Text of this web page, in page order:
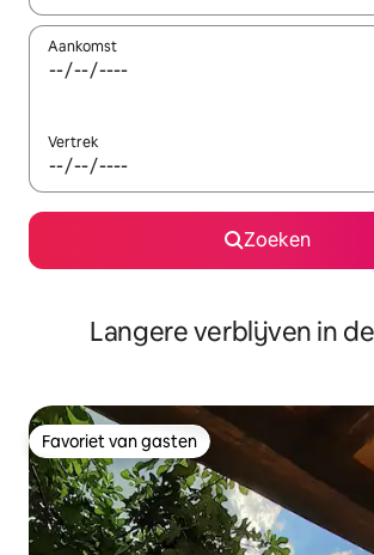
Aankomst
Vertrek
Zoeken
Langere verblijven in
Favoriet van gasten
Favoriet van gasten